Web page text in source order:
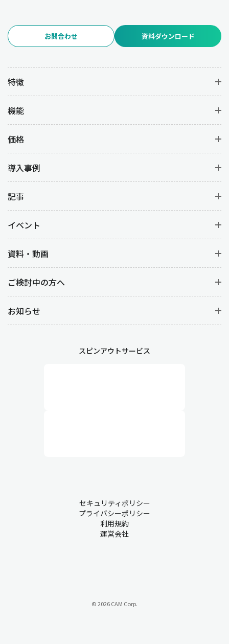
お問合わせ 資料ダウンロード
特徴
機能
価格
導入事例
記事
イベント
資料・動画
ご検討中の方へ
お知らせ
スピンアウトサービス
セキュリティポリシー
プライバシーポリシー
利用規約
運営会社
© 2026 CAM Corp.